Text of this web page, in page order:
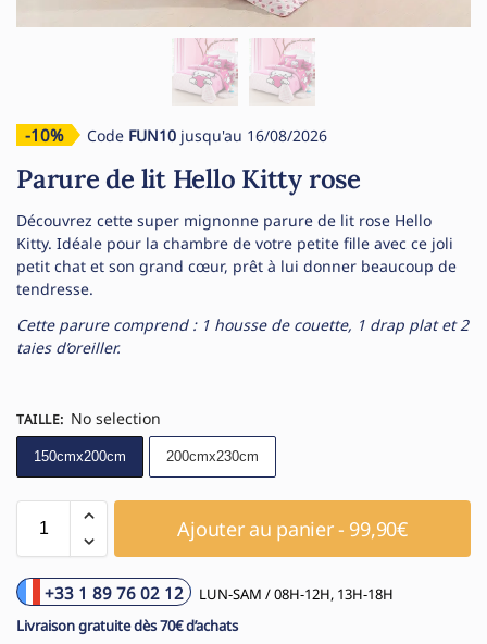
-10% Code FUN10 jusqu'au 16/08/2026
Parure de lit Hello Kitty rose
Découvrez cette super mignonne parure de lit rose Hello
Kitty. Idéale pour la chambre de votre petite fille avec ce joli
petit chat et son grand cœur, prêt à lui donner beaucoup de
tendresse.
Cette parure comprend : 1 housse de couette, 1 drap plat et 2
taies d’oreiller.
TAILLE: No selection
150cmx200cm 200cmx230cm
Ajouter au panier - 99,90€
+33 1 89 76 02 12
LUN-SAM / 08H-12H, 13H-18H
Livraison gratuite dès 70€ d’achats